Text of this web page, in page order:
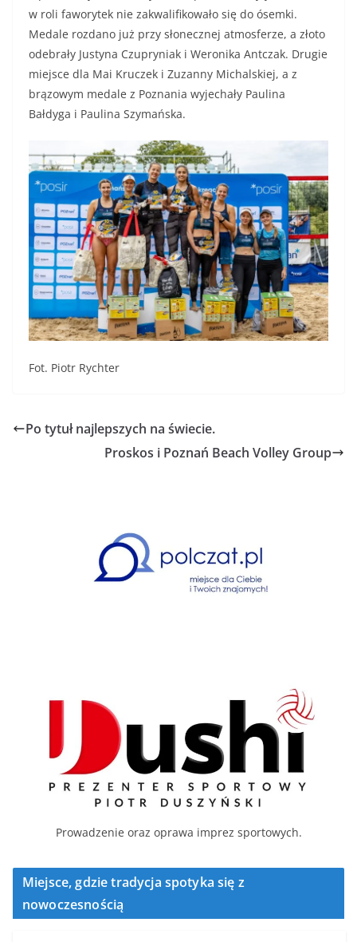
w roli faworytek nie zakwalifikowało się do ósemki.
Medale rozdano już przy słonecznej atmosferze, a złoto
odebrały Justyna Czupryniak i Weronika Antczak. Drugie
miejsce dla Mai Kruczek i Zuzanny Michalskiej, a z
brązowym medale z Poznania wyjechały Paulina
Bałdyga i Paulina Szymańska.
Fot. Piotr Rychter
Po tytuł najlepszych na świecie.
Proskos i Poznań Beach Volley Group
Prowadzenie oraz oprawa imprez sportowych.
Miejsce, gdzie tradycja spotyka się z
nowoczesnością